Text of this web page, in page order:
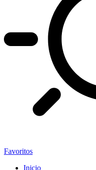
Favoritos
Inicio